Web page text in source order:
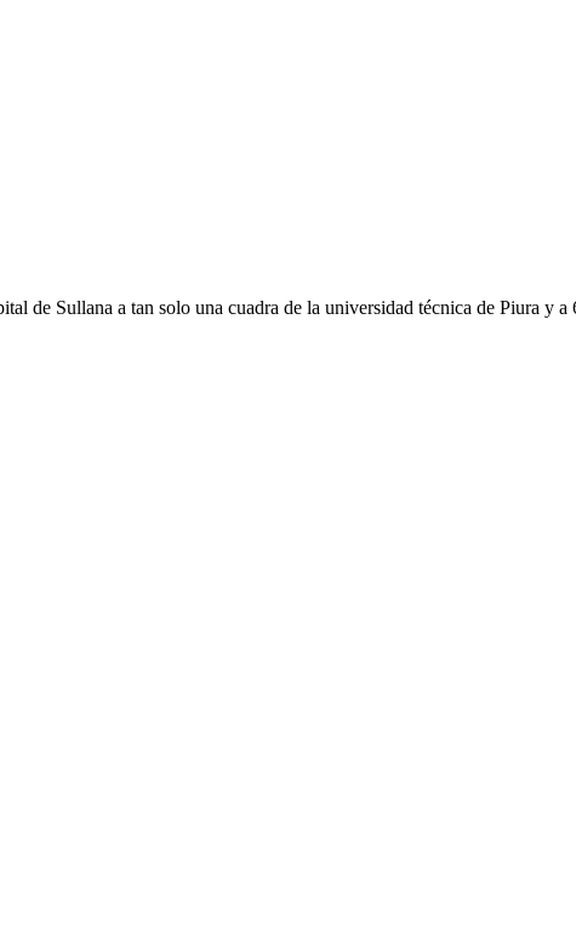
de Sullana a tan solo una cuadra de la universidad técnica de Piura y